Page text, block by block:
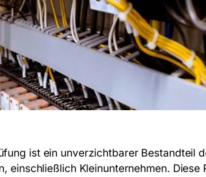
ist ein unverzichtbarer Bestandteil
einschließlich Kleinunternehmen.